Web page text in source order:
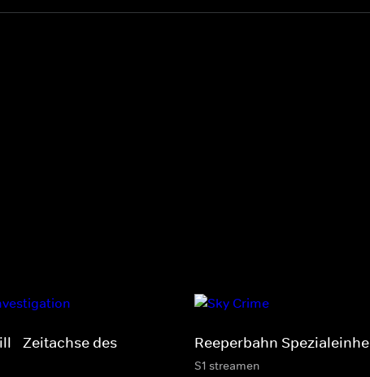
- Zeitachse des
Reeperbahn
S1 streamen